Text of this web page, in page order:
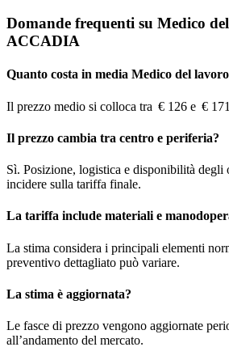
Domande frequenti su Medico
ACCADIA
Quanto costa in media Medico del
Il prezzo medio si colloca tra € 126 e €
Il prezzo cambia tra centro e periferia?
Sì. Posizione, logistica e disponibilità degli
incidere sulla tariffa finale.
La tariffa include materiali e
La stima considera i principali elementi
preventivo dettagliato può variare.
La stima è aggiornata?
Le fasce di prezzo vengono aggiornate
all’andamento del mercato.